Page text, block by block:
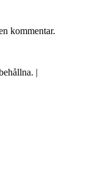
kommentar.
|